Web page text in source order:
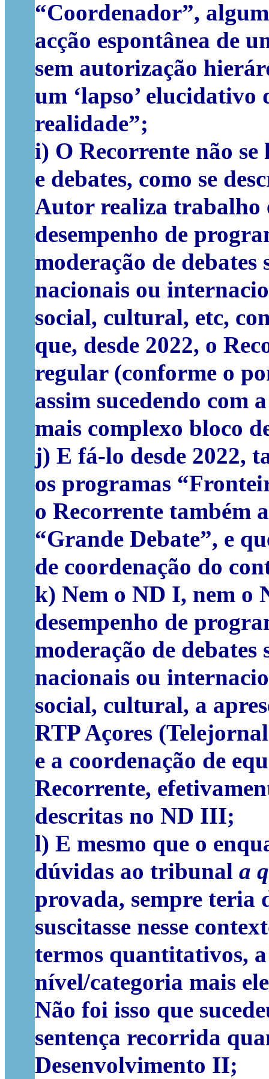
“Coordenador”,
acção espontânea de
sem autorização
um ‘lapso’ elucidativo
realidade”;
i) O Recorrente não
e debates, como se
Autor realiza trabalho
desempenho de
moderação de
nacionais ou
social, cultural, etc,
que, desde 2022, o
regular (conforme o
assim sucedendo com
mais complexo bloco
j) E fá-lo desde 2022,
os programas
o Recorrente também
“Grande Debate”, e
de coordenação do
k) Nem o ND I, nem o
desempenho de
moderação de
nacionais ou
social, cultural, a
RTP Açores
e a coordenação de
Recorrente,
descritas no ND III;
l) E mesmo que o
dúvidas ao tribunal a
provada, sempre teria
suscitasse nesse
termos quantitativos,
nível/categoria mais
Não foi isso que
sentença recorrida
Desenvolvimento II;